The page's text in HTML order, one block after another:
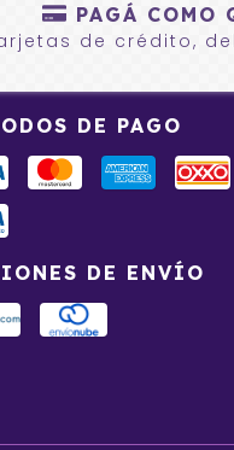
PAGÁ COMO
de crédito,
DE PAGO
DE ENVÍO